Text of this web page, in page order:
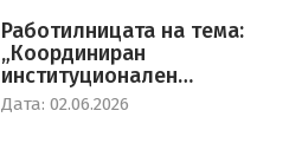
Работилницата на тема:
„Координиран
институционален
одговор за заштита од
насилство врз жените
Дата: 02.06.2026